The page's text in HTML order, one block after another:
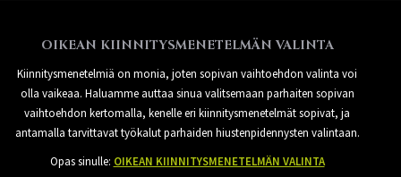
OIKEAN KIINNITYSMENETELMÄN VALINTA
Kiinnitysmenetelmiä on monia, joten sopivan vaihtoehdon valinta voi
olla vaikeaa. Haluamme auttaa sinua valitsemaan parhaiten sopivan
vaihtoehdon kertomalla, kenelle eri kiinnitysmenetelmät sopivat, ja
antamalla tarvittavat työkalut parhaiden hiustenpidennysten valintaan.
Opas sinulle: OIKEAN KIINNITYSMENETELMÄN VALINTA